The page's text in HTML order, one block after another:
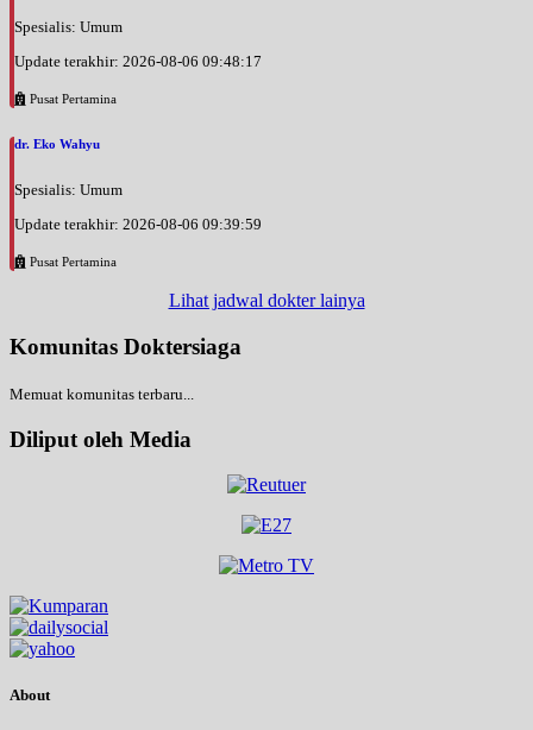
Spesialis: Umum
Update terakhir: 2026-08-06 09:48:17
Pusat Pertamina
dr. Eko Wahyu
Spesialis: Umum
Update terakhir: 2026-08-06 09:39:59
Pusat Pertamina
Lihat jadwal dokter lainya
Komunitas Doktersiaga
Memuat komunitas terbaru...
Diliput oleh Media
About